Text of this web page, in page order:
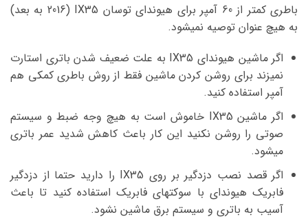
باطری کمتر از 60 آمپر برای هیوندای توسان IX35 (2016 به بعد)
به هیچ عنوان توصیه نمیشود.
اگر ماشین هیوندای IX35 به علت ضعیف شدن باتری استارت
نمیزند برای روشن کردن ماشین فقط از روش باطری کمکی هم
آمپر استفاده کنید.
اگر ماشین IX35 خاموش است به هیچ وجه ضبط و سیستم
صوتی را روشن نکنید این کار باعث کاهش شدید عمر باتری
میشود.
اگر قصد نصب دزدگیر بر روی IX35 را دارید حتما از دزدگیر
فابریک هیوندای با سوکتهای فابریک استفاده کنید تا باعث
آسیب به باتری و سیستم برق ماشین نشود.